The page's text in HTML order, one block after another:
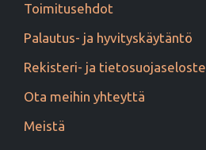
Toimitusehdot
Palautus- ja hyvityskäytäntö
Rekisteri- ja tietosuojaseloste
Ota meihin yhteyttä
Meistä